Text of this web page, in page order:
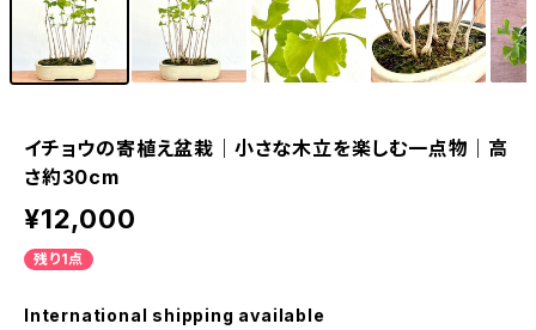
イチョウの寄植え盆栽｜小さな木立を楽しむ一点物｜高
さ約30cm
¥12,000
残り1点
International shipping available